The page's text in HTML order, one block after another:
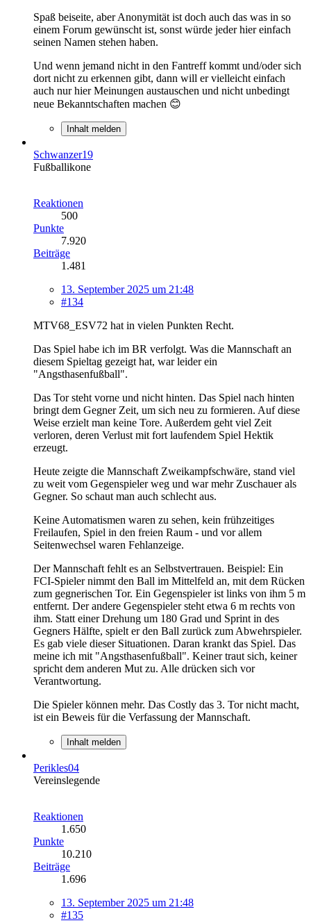
Spaß beiseite, aber Anonymität ist doch auch das was in so
einem Forum gewünscht ist, sonst würde jeder hier einfach
seinen Namen stehen haben.
Und wenn jemand nicht in den Fantreff kommt und/oder sich
dort nicht zu erkennen gibt, dann will er vielleicht einfach
auch nur hier Meinungen austauschen und nicht unbedingt
neue Bekanntschaften machen 😊
Inhalt melden
Schwanzer19
Fußballikone
Reaktionen
500
Punkte
7.920
Beiträge
1.481
13. September 2025 um 21:48
#134
MTV68_ESV72 hat in vielen Punkten Recht.
Das Spiel habe ich im BR verfolgt. Was die Mannschaft an
diesem Spieltag gezeigt hat, war leider ein
"Angsthasenfußball".
Das Tor steht vorne und nicht hinten. Das Spiel nach hinten
bringt dem Gegner Zeit, um sich neu zu formieren. Auf diese
Weise erzielt man keine Tore. Außerdem geht viel Zeit
verloren, deren Verlust mit fort laufendem Spiel Hektik
erzeugt.
Heute zeigte die Mannschaft Zweikampfschwäre, stand viel
zu weit vom Gegenspieler weg und war mehr Zuschauer als
Gegner. So schaut man auch schlecht aus.
Keine Automatismen waren zu sehen, kein frühzeitiges
Freilaufen, Spiel in den freien Raum - und vor allem
Seitenwechsel waren Fehlanzeige.
Der Mannschaft fehlt es an Selbstvertrauen. Beispiel: Ein
FCI-Spieler nimmt den Ball im Mittelfeld an, mit dem Rücken
zum gegnerischen Tor. Ein Gegenspieler ist links von ihm 5 m
entfernt. Der andere Gegenspieler steht etwa 6 m rechts von
ihm. Statt einer Drehung um 180 Grad und Sprint in des
Gegners Hälfte, spielt er den Ball zurück zum Abwehrspieler.
Es gab viele dieser Situationen. Daran krankt das Spiel. Das
meine ich mit "Angsthasenfußball". Keiner traut sich, keiner
spricht dem anderen Mut zu. Alle drücken sich vor
Verantwortung.
Die Spieler können mehr. Das Costly das 3. Tor nicht macht,
ist ein Beweis für die Verfassung der Mannschaft.
Inhalt melden
Perikles04
Vereinslegende
Reaktionen
1.650
Punkte
10.210
Beiträge
1.696
13. September 2025 um 21:48
#135